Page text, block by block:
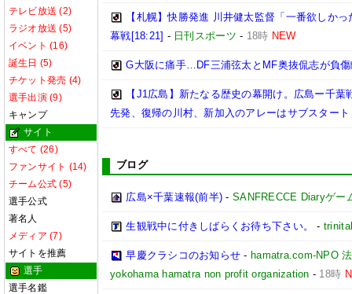
テレビ放送 (2)
ラジオ放送 (5)
イベント (16)
誕生日 (5)
チケット発売 (4)
選手出演 (9)
キャンプ
サイト
すべて (26)
ファンサイト (14)
チーム公式 (5)
選手公式
著名人
メディア (7)
サイトを推薦
選手
選手名鑑
【札幌】快勝発進 川井健太監督「一番欲しか
幕戦[18:21] - 日刊スポーツ - 18時 NEW
G大阪に痛手…DF三浦弦太とMF奥抜侃志が負
【J1広島】新たなる歴史の幕開け。広島ー千
先発、復帰の川村、新加入のアレーはサブスタート
ブログ
広島×千葉速報(前半) -SANFRECCE Diaryゲー
生観戦中に付きしばらくお待ち下さい。 -
早慶クラシコのお知らせ - hamatra.com-NPO
yokohama hamatra non profit organization - 18時